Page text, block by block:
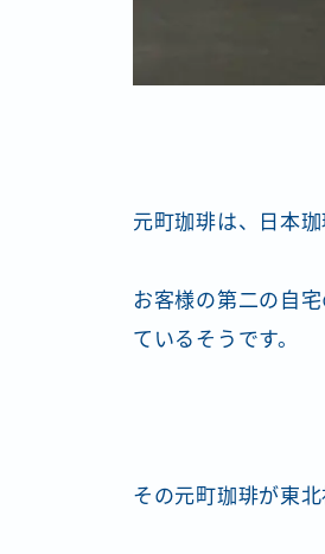
元町珈琲は、日本
お客様の第二の自
ているそうです。
その元町珈琲が東北